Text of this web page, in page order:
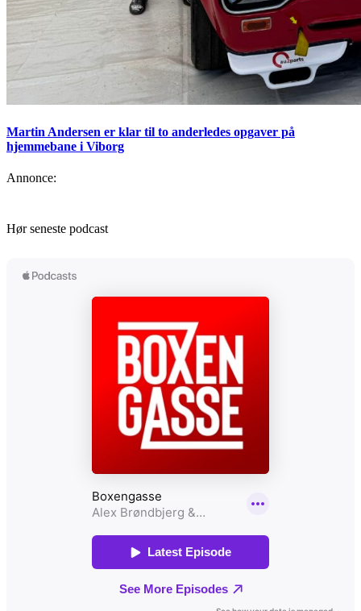
Martin Andersen er klar til to anderledes opgaver på
hjemmebane i Viborg
Annonce:
Hør seneste podcast